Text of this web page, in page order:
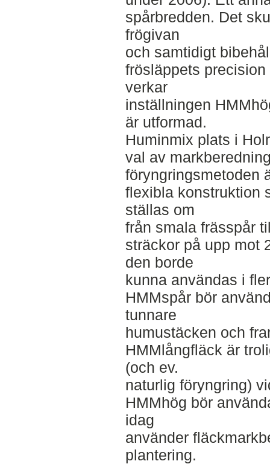
spårbredden. Det
frögivan
och samtidigt
frösläppets
verkar
inställningen
är utformad.
Huminmix plats i
val av
föryngringsmetoden
flexibla konstruktion
ställas om
från smala frässpår
sträckor på upp mot
den borde
kunna användas i
HMMspår bör
tunnare
humustäcken och
HMMlångfläck är
(och ev.
naturlig föryngring)
HMMhög bör
idag
använder
plantering.